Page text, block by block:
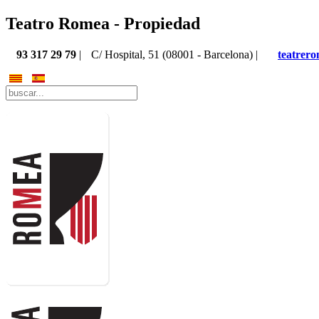
Teatro Romea - Propiedad
93 317 29 79 | C/ Hospital, 51 (08001 - Barcelona) |